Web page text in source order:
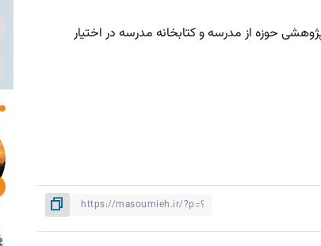
حوزه از مدرسه و کتابخانه مدرسه در اختیار